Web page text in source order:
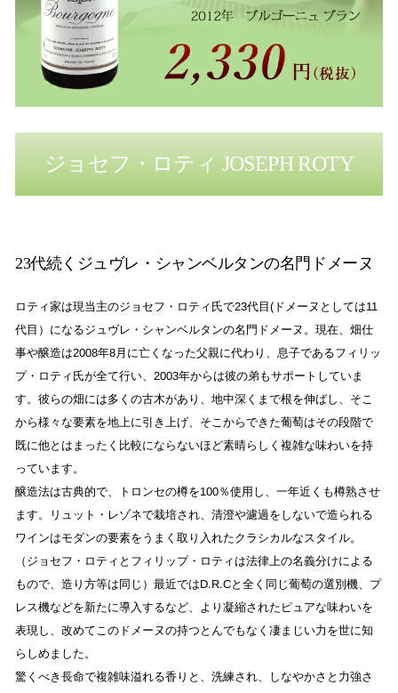
ジョセフ・ロティ JOSEPH ROTY
23代続くジュヴレ・シャンベルタンの名門ドメーヌ
ロティ家は現当主のジョセフ・ロティ氏で23代目(ドメーヌとしては11
代目）になるジュヴレ・シャンベルタンの名門ドメーヌ。現在、畑仕
事や醸造は2008年8月に亡くなった父親に代わり、息子であるフィリッ
プ・ロティ氏が全て行い、2003年からは彼の弟もサポートしていま
す。彼らの畑には多くの古木があり、地中深くまで根を伸ばし、そこ
から様々な要素を地上に引き上げ、そこからできた葡萄はその段階で
既に他とはまったく比較にならないほど素晴らしく複雑な味わいを持
っています。
醸造法は古典的で、トロンセの樽を100％使用し、一年近くも樽熟させ
ます。リュット・レゾネで栽培され、清澄や濾過をしないで造られる
ワインはモダンの要素をうまく取り入れたクラシカルなスタイル。
（ジョセフ・ロティとフィリップ・ロティは法律上の名義分けによる
もので、造り方等は同じ）最近ではD.R.Cと全く同じ葡萄の選別機、プ
レス機などを新たに導入するなど、より凝縮されたピュアな味わいを
表現し、改めてこのドメーヌの持つとんでもなく凄まじい力を世に知
らしめました。
驚くべき長命で複雑味溢れる香りと、洗練され、しなやかさと力強さ